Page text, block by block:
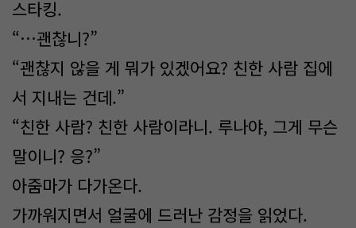
스타킹.
“…괜찮니?”
“괜찮지 않을 게 뭐가 있겠어요? 친한 사람 집에
서 지내는 건데.”
“친한 사람? 친한 사람이라니. 루나야, 그게 무슨
말이니? 응?”
아줌마가 다가온다.
가까워지면서 얼굴에 드러난 감정을 읽었다.